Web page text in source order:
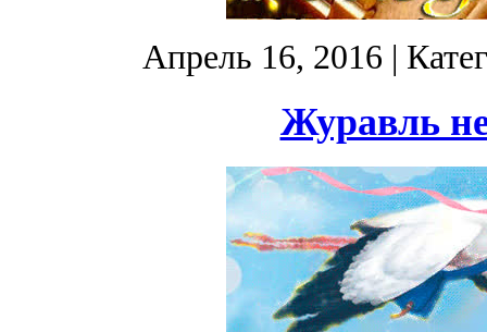
Апрель 16, 2016 |
Журавль